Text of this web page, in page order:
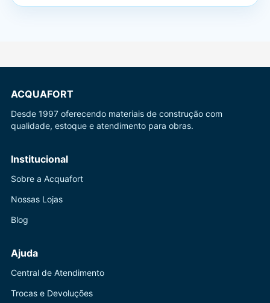
ACQUAFORT
Desde 1997 oferecendo materiais de construção com
qualidade, estoque e atendimento para obras.
Institucional
Sobre a Acquafort
Nossas Lojas
Blog
Ajuda
Central de Atendimento
Trocas e Devoluções